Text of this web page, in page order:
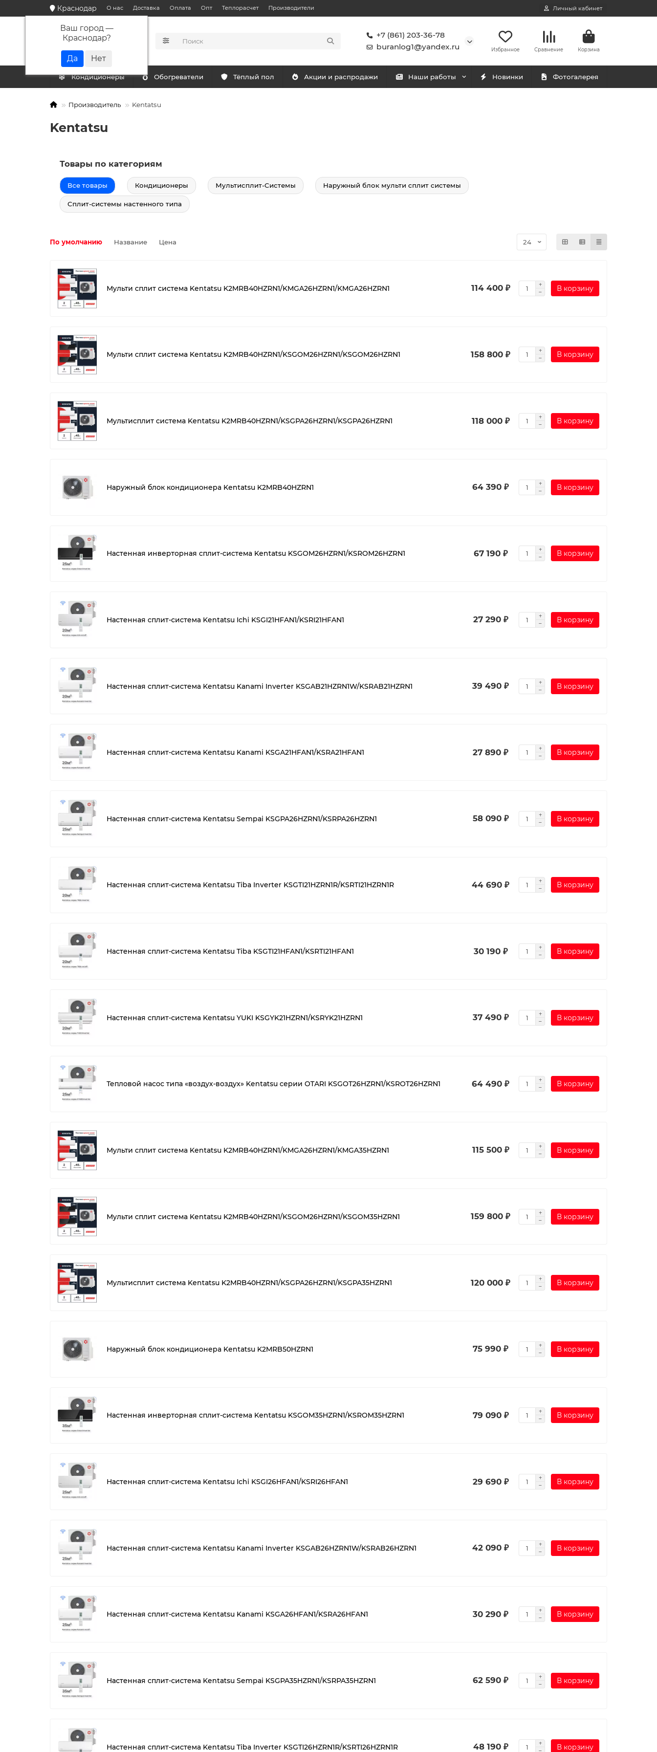
Краснодар
Ваш город —
Краснодар?
О нас Доставка Оплата Опт Теплорасчет Производители Личный кабинет
КАТАЛОГ
+7 (861) 203-36-78
buranlog1@yandex.ru
Избранное Сравнение Корзина
Кондиционеры Обогреватели Тёплый пол Акции и распродажи Наши работы Новинки Фотогалерея
Производитель Kentatsu
Kentatsu
Товары по категориям
Все товары Кондиционеры Мультисплит-Системы Наружный блок мульти сплит системы
Сплит-системы настенного типа
По умолчанию Название Цена
Мульти сплит система Kentatsu K2MRB40HZRN1/KMGA26HZRN1/KMGA26HZRN1 114 400 ₽ В корзину
Мульти сплит система Kentatsu K2MRB40HZRN1/KSGOM26HZRN1/KSGOM26HZRN1 158 800 ₽ В корзину
Мультисплит система Kentatsu K2MRB40HZRN1/KSGPA26HZRN1/KSGPA26HZRN1 118 000 ₽ В корзину
Наружный блок кондиционера Kentatsu K2MRB40HZRN1 64 390 ₽ В корзину
Настенная инверторная сплит-система Kentatsu KSGOM26HZRN1/KSROM26HZRN1 67 190 ₽ В корзину
Настенная сплит-система Kentatsu Ichi KSGI21HFAN1/KSRI21HFAN1 27 290 ₽ В корзину
Настенная сплит-система Kentatsu Kanami Inverter KSGAB21HZRN1W/KSRAB21HZRN1 39 490 ₽ В корзину
Настенная сплит-система Kentatsu Kanami KSGA21HFAN1/KSRA21HFAN1 27 890 ₽ В корзину
Настенная сплит-система Kentatsu Sempai KSGPA26HZRN1/KSRPA26HZRN1 58 090 ₽ В корзину
Настенная сплит-система Kentatsu Tiba Inverter KSGTI21HZRN1R/KSRTI21HZRN1R 44 690 ₽ В корзину
Настенная сплит-система Kentatsu Tiba KSGTI21HFAN1/KSRTI21HFAN1 30 190 ₽ В корзину
Настенная сплит-система Kentatsu YUKI KSGYK21HZRN1/KSRYK21HZRN1 37 490 ₽ В корзину
Тепловой насос типа «воздух-воздух» Kentatsu серии OTARI KSGOT26HZRN1/KSROT26HZRN1 64 490 ₽ В корзину
Мульти сплит система Kentatsu K2MRB40HZRN1/KMGA26HZRN1/KMGA35HZRN1 115 500 ₽ В корзину
Мульти сплит система Kentatsu K2MRB40HZRN1/KSGOM26HZRN1/KSGOM35HZRN1 159 800 ₽ В корзину
Мультисплит система Kentatsu K2MRB40HZRN1/KSGPA26HZRN1/KSGPA35HZRN1 120 000 ₽ В корзину
Наружный блок кондиционера Kentatsu K2MRB50HZRN1 75 990 ₽ В корзину
Настенная инверторная сплит-система Kentatsu KSGOM35HZRN1/KSROM35HZRN1 79 090 ₽ В корзину
Настенная сплит-система Kentatsu Ichi KSGI26HFAN1/KSRI26HFAN1 29 690 ₽ В корзину
Настенная сплит-система Kentatsu Kanami Inverter KSGAB26HZRN1W/KSRAB26HZRN1 42 090 ₽ В корзину
Настенная сплит-система Kentatsu Kanami KSGA26HFAN1/KSRA26HFAN1 30 290 ₽ В корзину
Настенная сплит-система Kentatsu Sempai KSGPA35HZRN1/KSRPA35HZRN1 62 590 ₽ В корзину
Настенная сплит-система Kentatsu Tiba Inverter KSGTI26HZRN1R/KSRTI26HZRN1R 48 190 ₽ В корзину